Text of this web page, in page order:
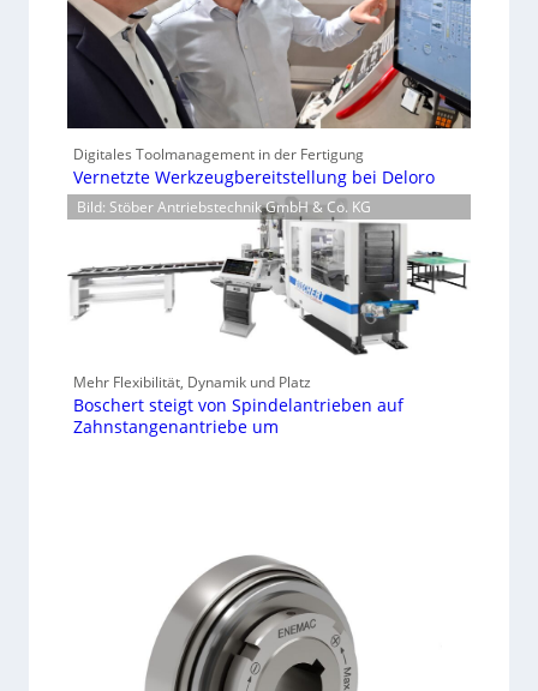
Digitales Toolmanagement in der Fertigung
Vernetzte Werkzeugbereitstellung bei Deloro
Bild: Stöber Antriebstechnik GmbH & Co. KG
Mehr Flexibilität, Dynamik und Platz
Boschert steigt von Spindelantrieben auf
Zahnstangenantriebe um